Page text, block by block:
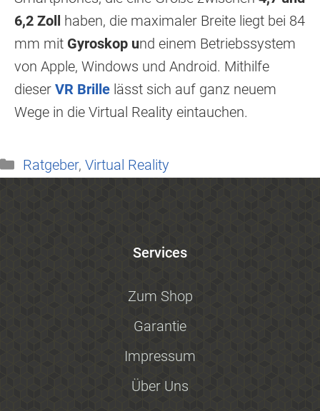
6,2 Zoll haben, die maximaler Breite liegt bei 84
mm mit Gyroskop und einem Betriebssystem
von Apple, Windows und Android. Mithilfe
dieser VR Brille lässt sich auf ganz neuem
Wege in die Virtual Reality eintauchen.
Kategorien
Ratgeber, Virtual Reality
Services
Zum Shop
Garantie
Impressum
Über Uns